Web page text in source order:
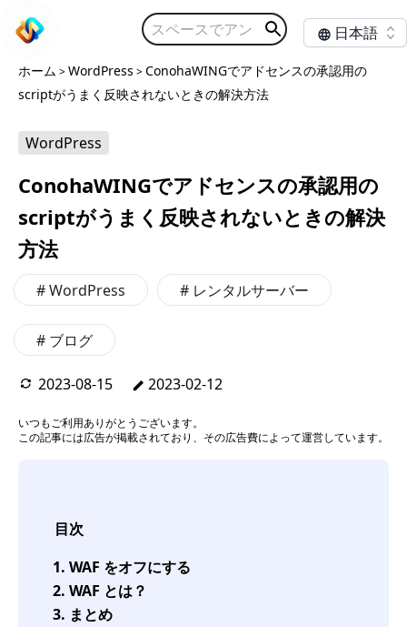
日本語
ホーム >WordPress >ConohaWINGでアドセンスの承認用の
scriptがうまく反映されないときの解決方法
WordPress
ConohaWINGでアドセンスの承認用の
scriptがうまく反映されないときの解決
方法
#WordPress # レンタルサーバー
# ブログ
2023-08-15 2023-02-12
いつもご利用ありがとうございます。
この記事には広告が掲載されており、その広告費によって運営しています。
目次
WAF をオフにする
WAF とは？
まとめ